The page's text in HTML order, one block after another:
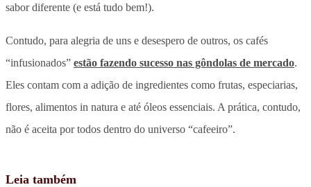
sabor diferente (e está tudo bem!).
Contudo, para alegria de uns e desespero de outros, os cafés
“infusionados” estão fazendo sucesso nas gôndolas de mercado.
Eles contam com a adição de ingredientes como frutas, especiarias,
flores, alimentos in natura e até óleos essenciais. A prática, contudo,
não é aceita por todos dentro do universo “cafeeiro”.
Leia também